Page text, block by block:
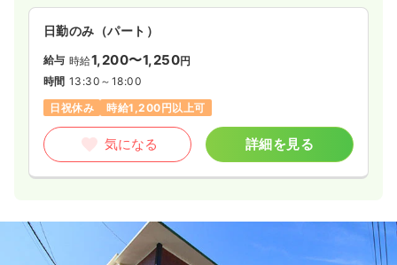
日勤のみ（パート）
給与 時給1,200〜1,250円
時間 13:30～18:00
日祝休み
時給1,200円以上可
気になる 詳細を見る